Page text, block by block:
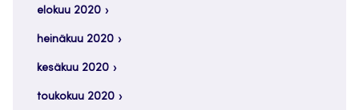
elokuu 2020
heinäkuu 2020
kesäkuu 2020
toukokuu 2020